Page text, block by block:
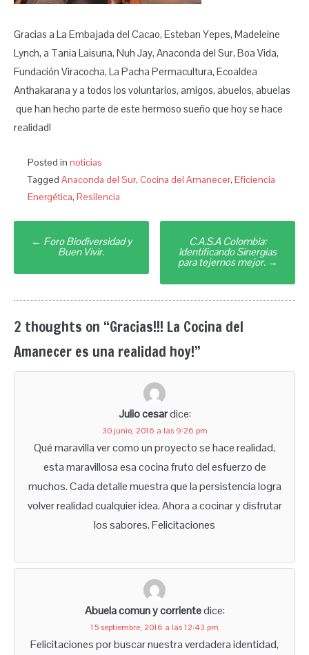
Gracias a La Embajada del Cacao, Esteban Yepes, Madeleine
Lynch, a Tania Laisuna, Nuh Jay, Anaconda del Sur, Boa Vida,
Fundación Viracocha, La Pacha Permacultura, Ecoaldea
Anthakarana y a todos los voluntarios, amigos, abuelos, abuelas
que han hecho parte de este hermoso sueño que hoy se hace
realidad!
Posted in noticias
Tagged Anaconda del Sur, Cocina del Amanecer, Eficiencia
Energética, Resilencia
Post
navigation
← Foro Biodiversidad y
Buen Vivir.
C.A.S.A Colombia:
Identificando Sinergias
para tejernos mejor. →
2 thoughts on “Gracias!!! La Cocina del
Amanecer es una realidad hoy!”
Julio cesardice:
30 junio, 2016 a las 9:26 pm
Qué maravilla ver como un proyecto se hace realidad,
esta maravillosa esa cocina fruto del esfuerzo de
muchos. Cada detalle muestra que la persistencia logra
volver realidad cualquier idea. Ahora a cocinar y disfrutar
los sabores. Felicitaciones
Abuela comun y corrientedice:
15 septiembre, 2016 a las 12:43 pm
Felicitaciones por buscar nuestra verdadera identidad,